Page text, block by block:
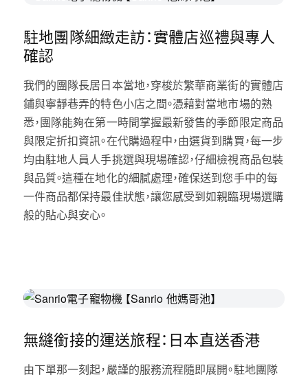
駐地團隊細緻走訪：實體店巡禮與專人
確認
我們的團隊長居日本當地，穿梭於繁華商業街的實體店
鋪與寧靜巷弄的特色小店之間。憑藉對當地市場的熟
悉，團隊能夠在第一時間掌握最新發售的季節限定商品
與限定折扣資訊。在代購過程中，由選貨到購買，每一步
均由駐地人員人手挑選與現場確認，仔細檢視商品包裝
與品質。這種在地化的細膩處理，確保送到您手中的每
一件商品都保持最佳狀態，讓您感受到如親臨現場選購
般的貼心與安心。
無縫銜接的運送旅程：日本直送香港
由下單那一刻起，嚴謹的服務流程隨即展開。駐地團隊